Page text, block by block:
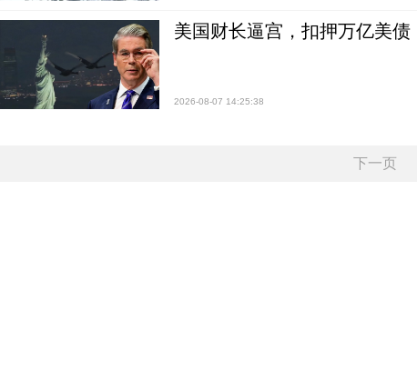
美国财长逼宫，扣押万亿美
2026-08-07 14:25:38
下一页